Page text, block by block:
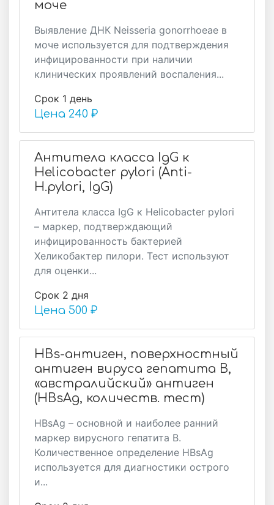
моче
Выявление ДНК Neisseria gonorrhoeae в
моче используется для подтверждения
инфицированности при наличии
клинических проявлений воспаления...
Срок 1 день
Цена 240 ₽
Антитела класса IgG к
Helicobacter pylori (Anti-
H.pylori, IgG)
Антитела класса IgG к Helicobacter pylori
– маркер, подтверждающий
инфицированность бактерией
Хеликобактер пилори. Тест используют
для оценки...
Срок 2 дня
Цена 500 ₽
HBs-антиген, поверхностный
антиген вируса гепатита B,
«австралийский» антиген
(HBsAg, количеств. тест)
HBsAg – основной и наиболее ранний
маркер вирусного гепатита В.
Количественное определение HBsAg
используется для диагностики острого
и...